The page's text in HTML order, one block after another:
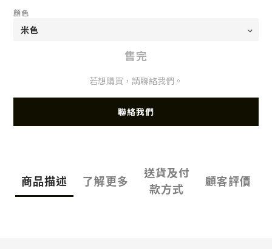
顏色
售完
若想購買，請聯絡我們。
聯絡我們
商品描述 了解更多
送貨及付
款方式
顧客評價